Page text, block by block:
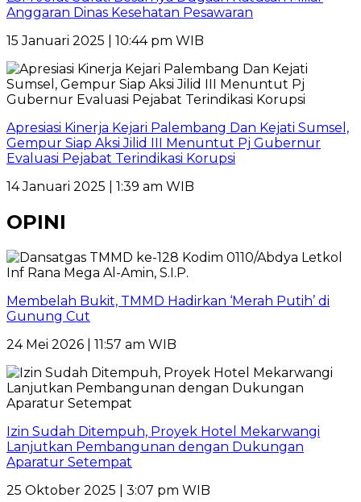
Anggaran Dinas Kesehatan Pesawaran
15 Januari 2025 | 10:44 pm WIB
Apresiasi Kinerja Kejari Palembang Dan Kejati Sumsel,
Gempur Siap Aksi Jilid III Menuntut Pj Gubernur
Evaluasi Pejabat Terindikasi Korupsi
14 Januari 2025 | 1:39 am WIB
OPINI
Membelah Bukit, TMMD Hadirkan ‘Merah Putih’ di
Gunung Cut
24 Mei 2026 | 11:57 am WIB
Izin Sudah Ditempuh, Proyek Hotel Mekarwangi
Lanjutkan Pembangunan dengan Dukungan
Aparatur Setempat
25 Oktober 2025 | 3:07 pm WIB